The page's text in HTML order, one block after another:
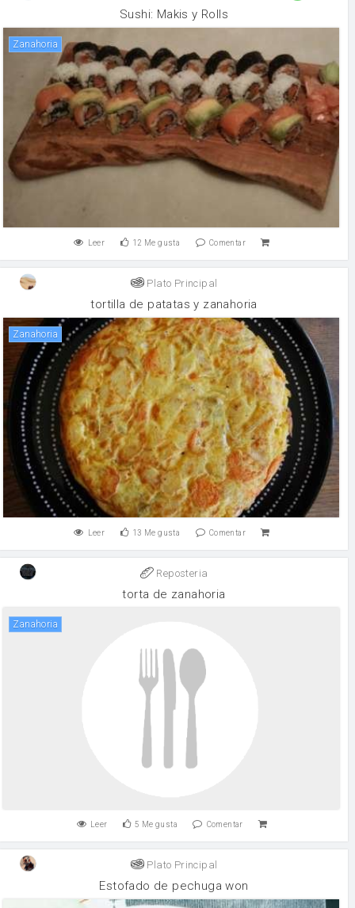
Sushi: Makis y Rolls
zanahoria
Leer 12 Me gusta Comentar
Plato Principal
tortilla de patatas y zanahoria
zanahoria
Leer 13 Me gusta Comentar
Reposteria
torta de zanahoria
zanahoria
Leer 5 Me gusta Comentar
Plato Principal
Estofado de pechuga won